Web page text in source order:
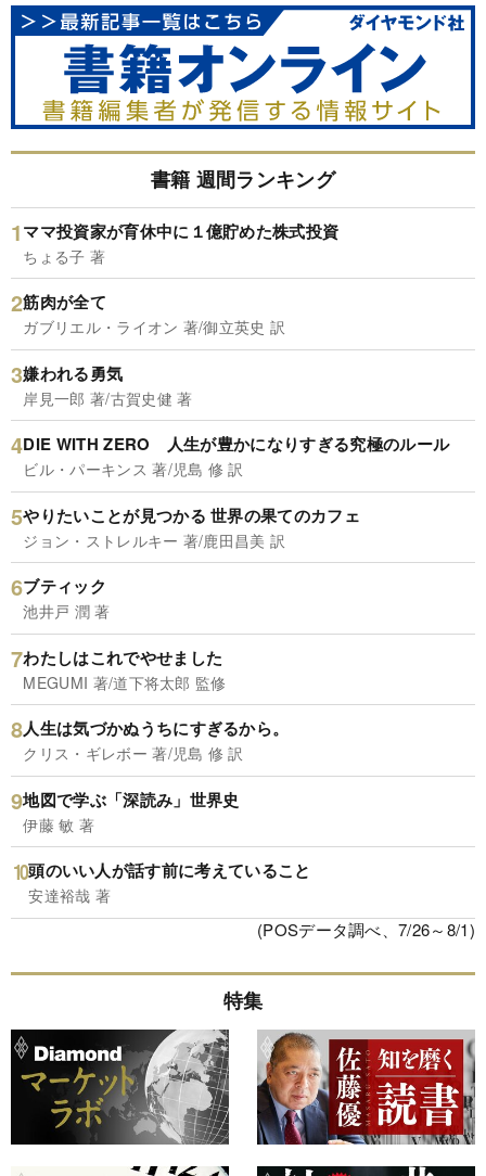
書籍 週間ランキング
ママ投資家が育休中に１億貯めた株式投資
ちょる子 著
筋肉が全て
ガブリエル・ライオン 著/御立英史 訳
嫌われる勇気
岸見一郎 著/古賀史健 著
DIE WITH ZERO 人生が豊かになりすぎる究極のルール
ビル・パーキンス 著/児島 修 訳
やりたいことが見つかる 世界の果てのカフェ
ジョン・ストレルキー 著/鹿田昌美 訳
ブティック
池井戸 潤 著
わたしはこれでやせました
MEGUMI 著/道下将太郎 監修
人生は気づかぬうちにすぎるから。
クリス・ギレボー 著/児島 修 訳
地図で学ぶ「深読み」世界史
伊藤 敏 著
頭のいい人が話す前に考えていること
安達裕哉 著
(POSデータ調べ、7/26～8/1)
特集